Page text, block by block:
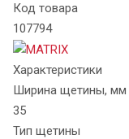
Код товара
107794
Характеристики
Ширина щетины, мм
35
Тип щетины